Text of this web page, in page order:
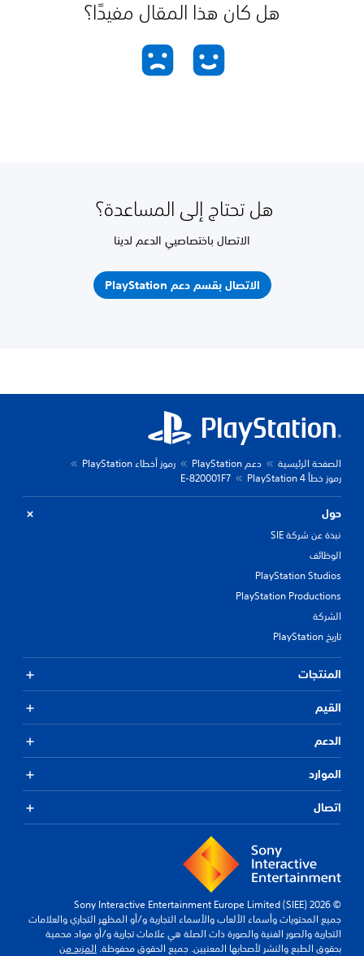
هل كان هذا المقال مفيدًا؟
هل تحتاج إلى المساعدة؟
الاتصال باختصاصيي الدعم لدينا
الاتصال بقسم دعم PlayStation
الصفحة الرئيسية دعم PlayStation
رموز أخطاء PlayStation
رموز خطأ PlayStation 4
E-820001F7
حول
نبذة عن شركة SIE
الوظائف
PlayStation Studios
PlayStation Productions
الشركة
تاريخ PlayStation
المنتجات
القيم
الدعم
الموارد
اتصال
© 2026 Sony Interactive Entertainment Europe Limited (SIEE)
جميع المحتويات وأسماء الألعاب والأسماء التجارية و/أو المظهر التجاري والعلامات
التجارية والصور الفنية والصورة ذات الصلة هي علامات تجارية و/أو مواد محمية
بحقوق الطبع والنشر لأصحابها المعنيين. جميع الحقوق محفوظة. المزيد من